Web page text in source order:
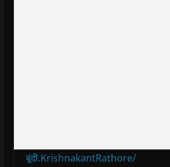
बूंदी.KrishnakantRathore/